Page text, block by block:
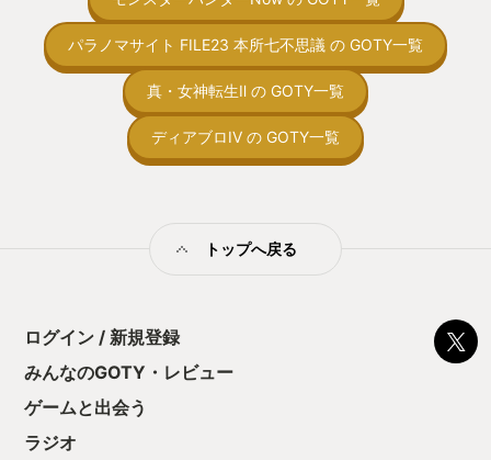
カーモード実装も期待したい。 トライ
フォースには、力、知恵、勇気の３つが
あるわけだが、今回は知恵がテーマでし
たので、いよいよあの男が主人公の力の
トライフォースに焦点が当たるのも期待
できると思ってます。 最後に今年はあま
りゲームをクリアまでいけた作品ばかり
でした、それはひとえに時間がないのと
向けか？という
の印象。 しかし
止する設定を有
酬きたよ。もう
・・・・・ 「ぉ
パラノマサイト FILE23 本所七不思議 の GOTY一覧
真・女神転生Ⅱ の GOTY一覧
ディアブロIV の GOTY一覧
トップへ戻る
ログイン / 新規登録
みんなのGOTY・レビュー
ゲームと出会う
ラジオ